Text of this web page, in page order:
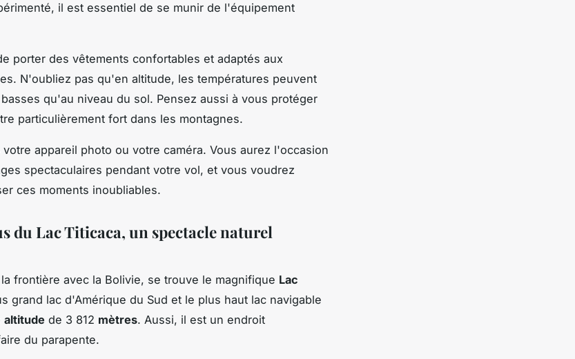
il est essentiel de se munir de l'équipement
porter des vêtements confortables et adaptés aux
N'oubliez pas qu'en altitude, les températures peuvent
qu'au niveau du sol. Pensez aussi à vous protéger
particulièrement fort dans les montagnes.
appareil photo ou votre caméra. Vous aurez l'occasion
spectaculaires pendant votre vol, et vous voudrez
ces moments inoubliables.
du Lac Titicaca, un spectacle naturel
frontière avec la Bolivie, se trouve le magnifique Lac
grand lac d'Amérique du Sud et le plus haut lac navigable
altitude de 3 812 mètres. Aussi, il est un endroit
du parapente.